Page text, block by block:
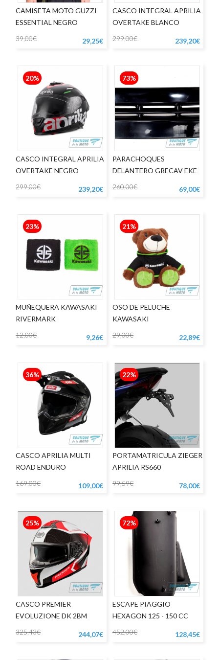
CAMISETA MOTO GUZZI
ESSENTIAL NEGRO
39,00€
29,25€
CASCO INTEGRAL APRILIA
OVERTAKE BLANCO
299,00€
239,20€
20%
CASCO INTEGRAL APRILIA
OVERTAKE NEGRO
299,00€
239,20€
73%
PARACHOQUES
DELANTERO GRECAV EKE
260,00€ 69,00€
23%
MUÑEQUERA KAWASAKI
RIVERMARK
12,00€
9,26€
21%
OSO DE PELUCHE
KAWASAKI
29,00€
22,89€
36%
CASCO APRILIA MULTI
ROAD ENDURO
169,00€
109,00€
22%
PORTAMATRICULA ZIEGER
APRILIA RS660
99,59€
78,00€
25%
CASCO PREMIER
EVOLUZIONE DK 2BM
325,43€
244,07€
72%
ESCAPE PIAGGIO
HEXAGON 125 - 150 CC
452,00€
128,45€